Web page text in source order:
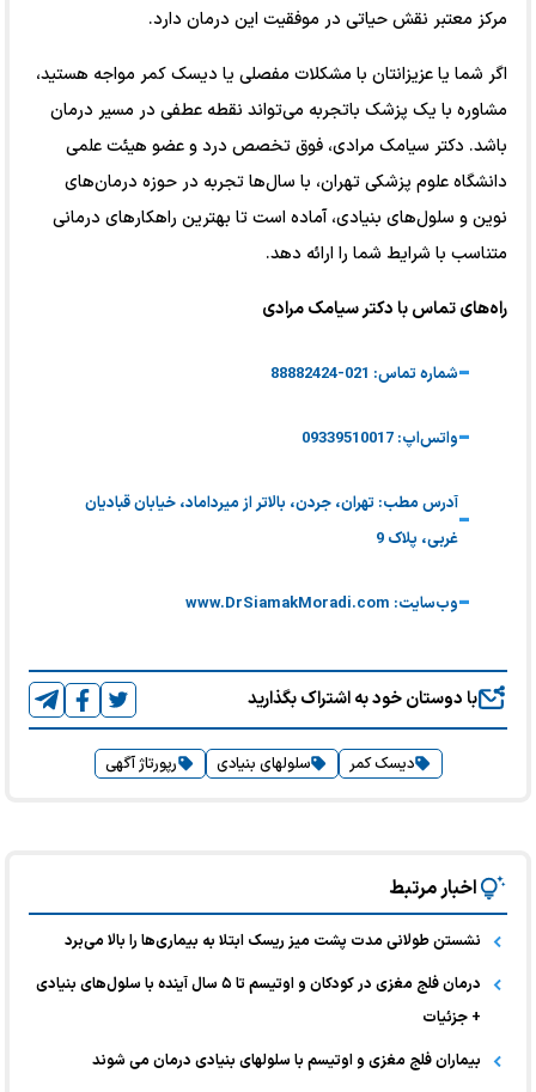
مرکز معتبر نقش حیاتی در موفقیت این درمان دارد.
اگر شما یا عزیزانتان با مشکلات مفصلی یا دیسک کمر مواجه هستید،
مشاوره با یک پزشک باتجربه می‌تواند نقطه عطفی در مسیر درمان
باشد. دکتر سیامک مرادی، فوق تخصص درد و عضو هیئت علمی
دانشگاه علوم پزشکی تهران، با سال‌ها تجربه در حوزه درمان‌های
نوین و سلول‌های بنیادی، آماده است تا بهترین راهکارهای درمانی
متناسب با شرایط شما را ارائه دهد.
راه‌های تماس با دکتر سیامک مرادی
شماره تماس: 021-88882424
واتس‌اپ: 09339510017
آدرس مطب: تهران، جردن، بالاتر از میرداماد، خیابان قبادیان
غربی، پلاک 9
وب‌سایت: www.DrSiamakMoradi.com
با دوستان خود به اشتراک بگذارید
دیسک کمر سلولهای بنیادی رپورتاژ آگهی
اخبار مرتبط
نشستن طولانی مدت پشت میز ریسک ابتلا به بیماری‌ها را بالا می‌برد
درمان فلج مغزی در کودکان و اوتیسم تا ۵ سال آینده با سلول‌های بنیادی
‌+ جزئیات
بیماران فلج مغزی و اوتیسم با سلولهای بنیادی درمان می شوند